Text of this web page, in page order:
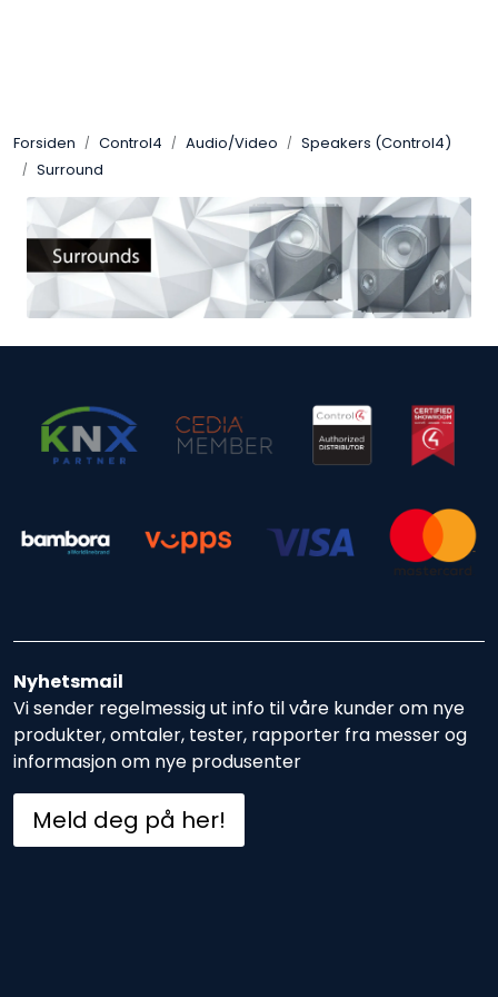
Forsiden Control4 Audio/Video
Speakers (Control4)
Surround
Nyhetsmail
Vi sender regelmessig ut info til våre kunder om nye
produkter, omtaler, tester, rapporter fra messer og
informasjon om nye produsenter
Meld deg på her!
SONOS
Smarthus
KNX
Kabler
Merker